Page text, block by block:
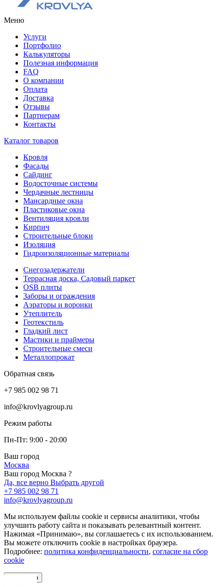
Меню
Услуги
Портфолио
Калькуляторы
Полезная информация
FAQ
О компании
Оплата
Доставка
Отзывы
Партнерам
Контакты
Каталог товаров
Кровля
Фасады
Сайдинг
Водосточные системы
Чердачные лестницы
Мансардные окна
Пластиковые окна
Вентиляция кровли
Кирпич
Строительные блоки
Изоляция
Гидроизоляционные материалы
Снегозадержатели
Террасная доска, Садовый паркет
OSB плиты
Заборы и ограждения
Аэраторы и воронки
Утеплитель
Геотекстиль
Гладкий лист
Мастики и праймеры
Строительные смеси
Металлопрокат
Обратная связь
+7 985 002 98 71
info@krovlyagroup.ru
Режим работы
Пн-Пт: 9:00 - 20:00
Ваш город
Москва
Ваш город Москва ?
Да, все верно Выбрать другой
+7 985 002 98 71
info@krovlyagroup.ru
Мы используем файлы cookie и сервисы аналитики, чтобы
улучшить работу сайта и показывать релевантный контент.
Нажимая «Принимаю», вы соглашаетесь с их использованием.
Вы можете отключить cookie в настройках браузера.
Подробнее: политика конфиденциальности, согласие на сбор
cookie
Принимаю